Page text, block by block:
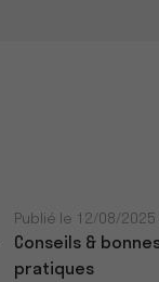
Publié le 12/08/2025
Conseils &
pratiques